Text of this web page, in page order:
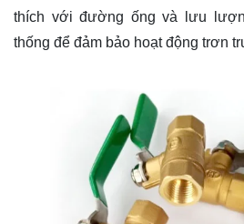
thích với đường ống và lưu
thống để đảm bảo hoạt động trơn